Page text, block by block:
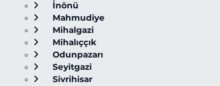
İnönü
Mahmudiye
Mihalgazi
Mihalıççık
Odunpazarı
Seyitgazi
Sivrihisar